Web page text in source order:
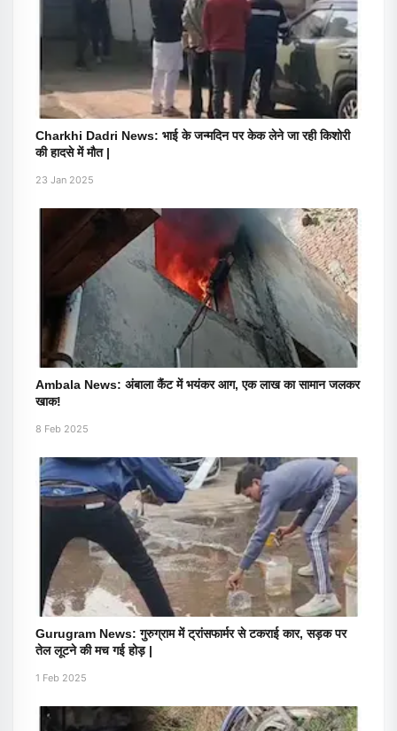
Charkhi Dadri News: भाई के जन्मदिन पर केक लेने जा रही किशोरी
की हादसे में मौत |
23 Jan 2025
Ambala News: अंबाला कैंट में भयंकर आग, एक लाख का सामान जलकर
खाक!
8 Feb 2025
Gurugram News: गुरुग्राम में ट्रांसफार्मर से टकराई कार, सड़क पर
तेल लूटने की मच गई होड़ |
1 Feb 2025